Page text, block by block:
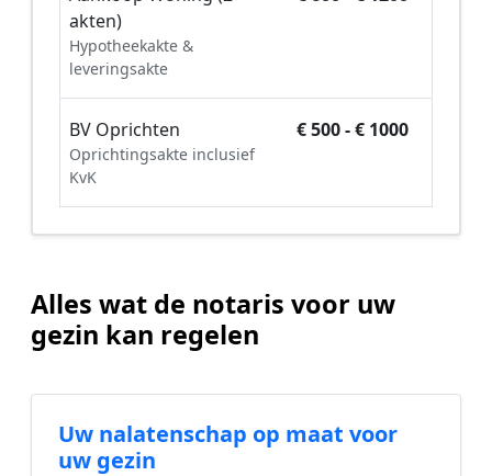
akten)
Hypotheekakte &
leveringsakte
BV Oprichten
Oprichtingsakte inclusief
KvK
€ 500 - € 1000
Alles wat de notaris voor uw
gezin kan regelen
Uw nalatenschap op maat voor
uw gezin